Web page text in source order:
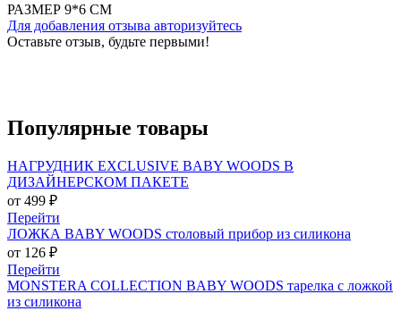
РАЗМЕР 9*6 СМ
Для добавления отзыва авторизуйтесь
Оставьте отзыв, будьте первыми!
Популярные товары
НАГРУДНИК EXCLUSIVE BABY WOODS В
ДИЗАЙНЕРСКОМ ПАКЕТЕ
от 499 ₽
Перейти
ЛОЖКА BABY WOODS столовый прибор из силикона
от 126 ₽
Перейти
MONSTERA COLLECTION BABY WOODS тарелка с ложкой
из силикона